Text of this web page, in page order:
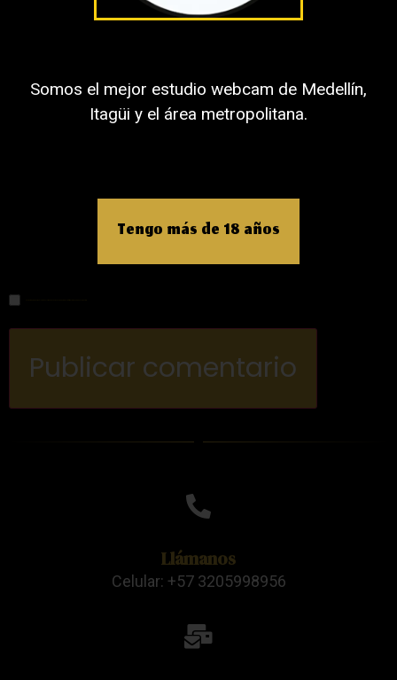
Llámanos
Celular: +57 3205998956
Somos el mejor estudio webcam de Medellín,
Itagüi y el área metropolitana.
Tengo más de 18 años